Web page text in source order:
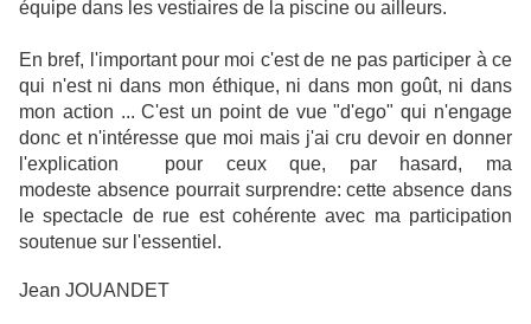
équipe dans les vestiaires de la piscine ou ailleurs.
En bref, l'important pour moi c'est de ne pas participer à ce
qui n'est ni dans mon éthique, ni dans mon goût, ni dans
mon action ... C'est un point de vue "d'ego" qui n'engage
donc et n'intéresse que moi mais j'ai cru devoir en donner
l'explication pour ceux que, par hasard, ma
modeste absence pourrait surprendre: cette absence dans
le spectacle de rue est cohérente avec ma participation
soutenue sur l'essentiel.
Jean JOUANDET